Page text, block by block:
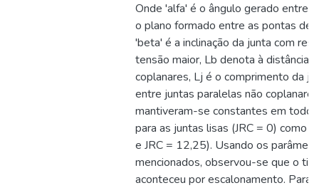
Onde 'alfa' é o ângulo gerado entre
o plano formado entre as pontas de
'beta' é a inclinação da junta com
tensão maior, Lb denota à distância
coplanares, Lj é o comprimento da
entre juntas paralelas não
mantiveram-se constantes em
para as juntas lisas (JRC = 0) como
e JRC = 12,25). Usando os
mencionados, observou-se que o
aconteceu por escalonamento. Para